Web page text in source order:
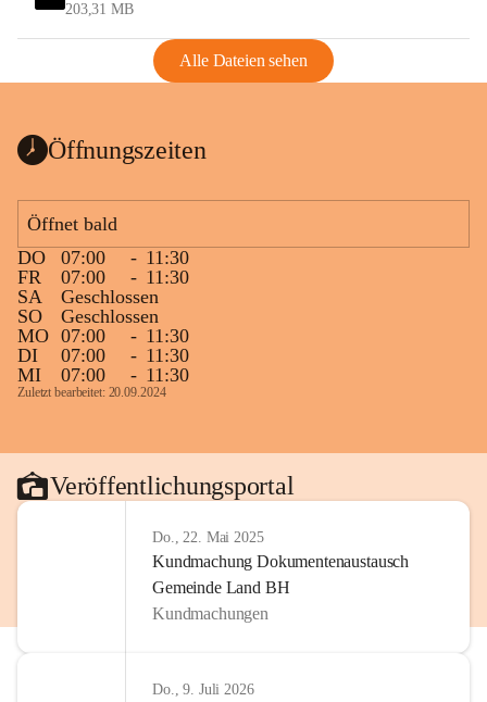
203,31 MB
Alle Dateien sehen
Öffnungszeiten
Öffnet bald
DO
07:00 - 11:30
FR
07:00 - 11:30
SA
Geschlossen
SO
Geschlossen
MO 07:00 - 11:30
DI
07:00 - 11:30
MI
07:00 - 11:30
Zuletzt bearbeitet: 20.09.2024
Veröffentlichungsportal
Do., 22. Mai 2025
Kundmachung Dokumentenaustausch
Gemeinde Land BH
Kundmachungen
Do., 9. Juli 2026